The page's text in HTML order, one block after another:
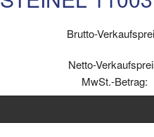
Brutto-
Netto-
MwSt.-Betrag: